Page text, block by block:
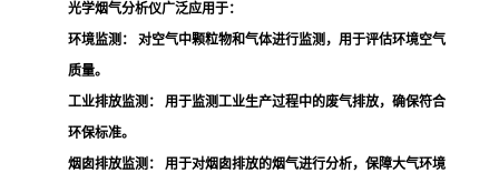
光学烟气分析仪广泛应用于：
环境监测：
对空气中颗粒物和气体进行监测，用于评估环境空气
质量。
工业排放监测：
用于监测工业生产过程中的废气排放，确保符合
环保标准。
烟囱排放监测：
用于对烟囱排放的烟气进行分析，保障大气环境